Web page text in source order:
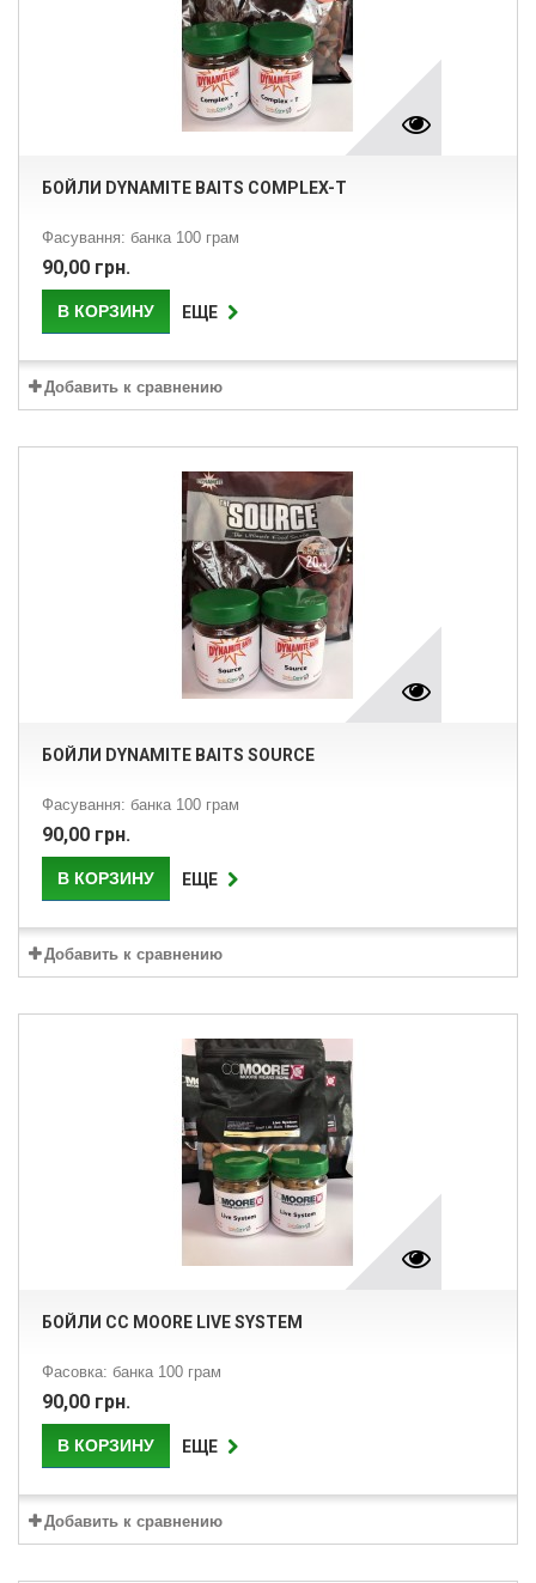
БОЙЛИ DYNAMITE BAITS COMPLEX-T
Фасування: банка 100 грам
90,00 грн.
В КОРЗИНУ ЕЩЕ
Добавить к сравнению
БОЙЛИ DYNAMITE BAITS SOURCE
Фасування: банка 100 грам
90,00 грн.
В КОРЗИНУ ЕЩЕ
Добавить к сравнению
БОЙЛИ CC MOORE LIVE SYSTEM
Фасовка: банка 100 грам
90,00 грн.
В КОРЗИНУ ЕЩЕ
Добавить к сравнению